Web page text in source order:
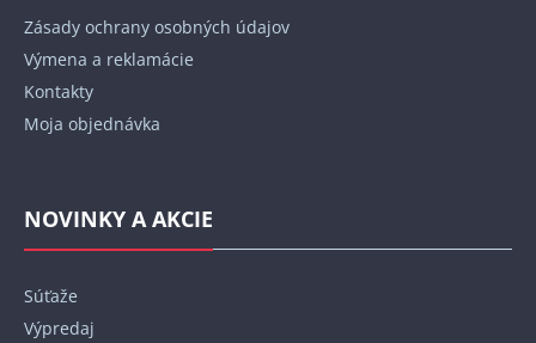
Zásady ochrany osobných údajov
Výmena a reklamácie
Kontakty
Moja objednávka
NOVINKY A AKCIE
Súťaže
Výpredaj